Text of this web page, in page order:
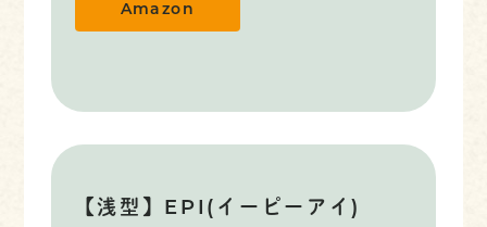
Amazon
【浅型】EPI(イーピーアイ)